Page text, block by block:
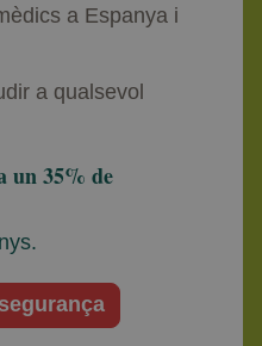
a Espanya i
a qualsevol
un 35% de